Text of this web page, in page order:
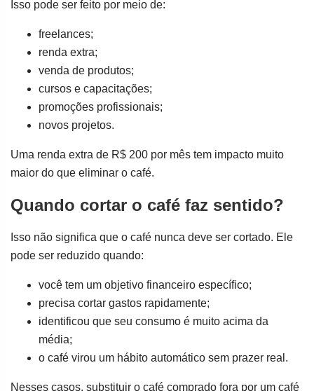
Isso pode ser feito por meio de:
freelances;
renda extra;
venda de produtos;
cursos e capacitações;
promoções profissionais;
novos projetos.
Uma renda extra de R$ 200 por mês tem impacto muito
maior do que eliminar o café.
Quando cortar o café faz sentido?
Isso não significa que o café nunca deve ser cortado. Ele
pode ser reduzido quando:
você tem um objetivo financeiro específico;
precisa cortar gastos rapidamente;
identificou que seu consumo é muito acima da
média;
o café virou um hábito automático sem prazer real.
Nesses casos, substituir o café comprado fora por um café